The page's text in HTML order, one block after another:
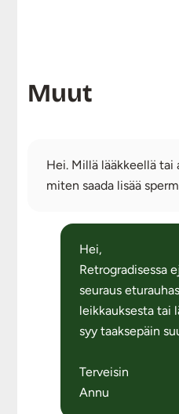
Muut
Hei. Millä lääkkeellä tai
miten saada lisää
Hei,
Retrogradisessa
seuraus
leikkauksesta tai
syy taaksepäin
Terveisin
Annu